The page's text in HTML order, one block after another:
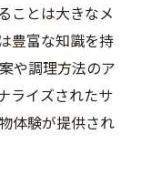
ことは大きなメ
豊富な知識を持
や調理方法のア
ライズされたサ
体験が提供され